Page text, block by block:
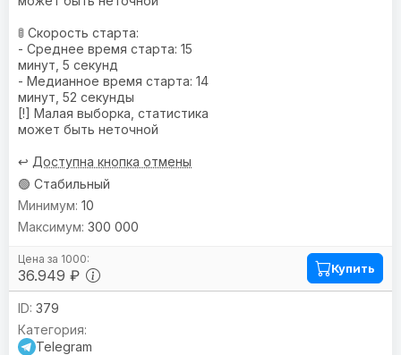
🚦 Скорость старта:
- Среднее время старта: 15
минут, 5 секунд
- Медианное время старта: 14
минут, 52 секунды
[!] Малая выборка, статистика
может быть неточной
↩️ Доступна кнопка отмены
🟢 Стабильный
36.949 ₽
10
300 000
Купить
379
Telegram